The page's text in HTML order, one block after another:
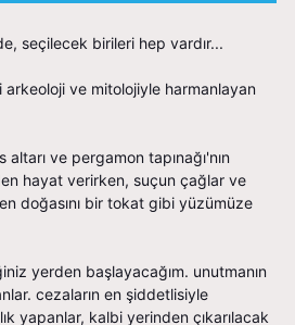
seçilecek birileri hep vardır...
ve mitolojiyle harmanlayan
altarı ve pergamon tapınağı'nın
hayat verirken, suçun çağlar ve
doğasını bir tokat gibi yüzümüze
yerden başlayacağım. unutmanın
cezaların en şiddetlisiyle
yapanlar, kalbi yerinden çıkarılacak